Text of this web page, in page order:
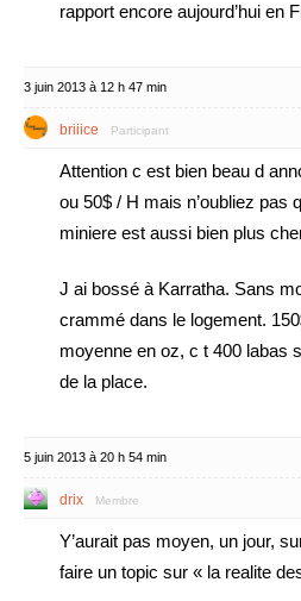
rapport encore aujourd’hui en
3 juin 2013 à 12 h 47 min
briiice Participant
Attention c est bien beau d
ou 50$ / H mais n’oubliez pas
miniere est aussi bien plus
J ai bossé à Karratha. Sans
crammé dans le logement.
moyenne en oz, c t 400 labas
de la place.
5 juin 2013 à 20 h 54 min
drix Membre
Y’aurait pas moyen, un jour,
faire un topic sur « la realite